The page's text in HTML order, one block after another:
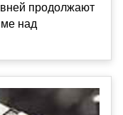
продолжают
над